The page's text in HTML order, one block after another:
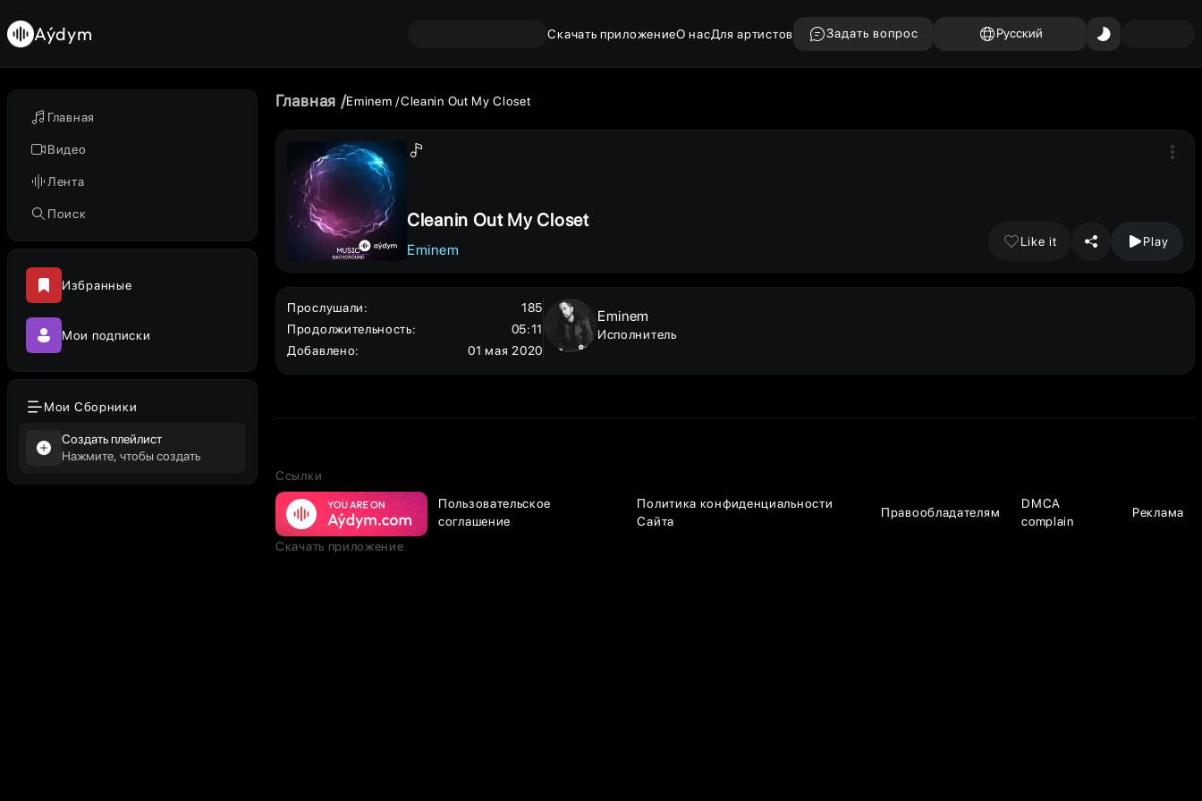
Главная
Видео
Лента
Поиск
Избранные
Мои подписки
Мои Сборники
Создать плейлист
Нажмите, чтобы создать
Aýdym Скачать приложениеО насДля артистов Задать вопрос Русский
Главная Eminem Cleanin Out My Closet
Cleanin Out My Closet
Eminem
Like it Play
Прослушали:
185
Продолжительность:
05:11
Добавлено: 01 мая 2020
Eminem
Исполнитель
Ссылки
Пользовательское
соглашение
Политика конфиденциальности
Сайта
Правообладателям
DMCA
complain
Реклама
Скачать приложение